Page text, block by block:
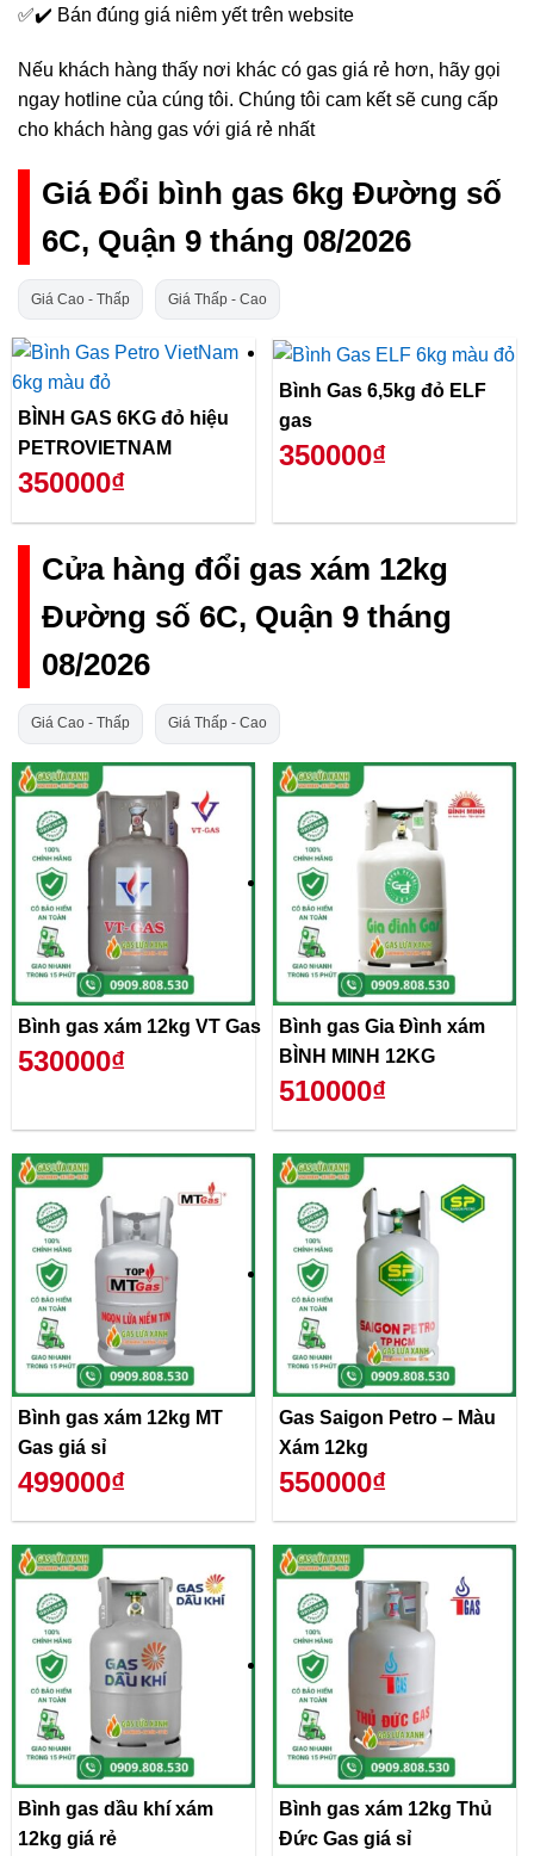
✅✔️ Bán đúng giá niêm yết trên website
Nếu khách hàng thấy nơi khác có gas giá rẻ hơn, hãy gọi
ngay hotline của cúng tôi. Chúng tôi cam kết sẽ cung cấp
cho khách hàng gas với giá rẻ nhất
Giá Đổi bình gas 6kg Đường số
6C, Quận 9 tháng 08/2026
Giá Cao - Thấp Giá Thấp - Cao
BÌNH GAS 6KG đỏ hiệu
PETROVIETNAM
350000₫
Bình Gas 6,5kg đỏ ELF
gas
350000₫
Cửa hàng đổi gas xám 12kg
Đường số 6C, Quận 9 tháng
08/2026
Giá Cao - Thấp Giá Thấp - Cao
Bình gas xám 12kg VT Gas
530000₫
Bình gas Gia Đình xám
BÌNH MINH 12KG
510000₫
Bình gas xám 12kg MT
Gas giá sỉ
499000₫
Gas Saigon Petro – Màu
Xám 12kg
550000₫
Bình gas dầu khí xám
12kg giá rẻ
Bình gas xám 12kg Thủ
Đức Gas giá sỉ